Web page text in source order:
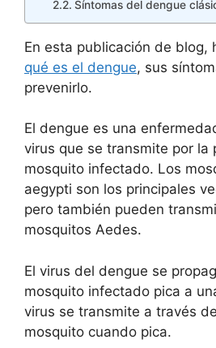
Síntomas del dengue
En esta publicación de blog,
qué es el dengue, sus
prevenirlo.
El dengue es una
virus que se transmite por la
mosquito infectado. Los
aegypti son los principales
pero también pueden
mosquitos Aedes.
El virus del dengue se
mosquito infectado pica a
virus se transmite a través
mosquito cuando pica.